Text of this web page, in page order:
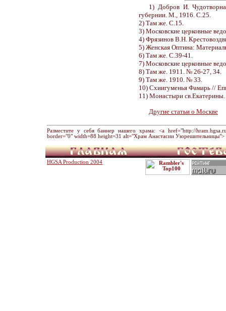
1) Добров И.
губернии. М., 1916. С.25.
2) Там же. С.15.
3) Московские церковные
4) Фрязинов В.Н.
5) Женская Оптина:
6) Там же. С.39-41.
7) Московские церковные
8) Там же. 1911. № 26-27, 34.
9) Там же. 1910. № 33.
10) Схиигуменья Фамарь //
11) Монастыри
Другие статьи о Москве
Разместите у себя баннер нашего храма: <a href="http://
border="0" width=88 height=31 alt="Храм Анастасии Узорешительницы">
HGSA Production 2004